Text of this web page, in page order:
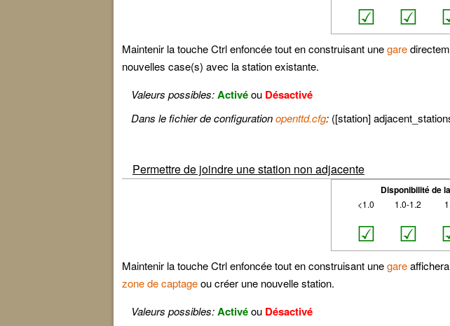
☑ ☑
Maintenir la touche Ctrl enfoncée tout en construisant unegare
nouvelles case(s) avec la station existante.
Valeurs possibles:Activéou Désactivé
Dans le fichier de configurationopenttd.cfg: ([station]
Permettre de joindre une station non adjacente
Disponibilité de
<1.0
☑
1.0-1.2
☑
Maintenir la touche Ctrl enfoncée tout en construisant unegare
zone de captageou créer une nouvelle station.
Valeurs possibles:Activéou Désactivé